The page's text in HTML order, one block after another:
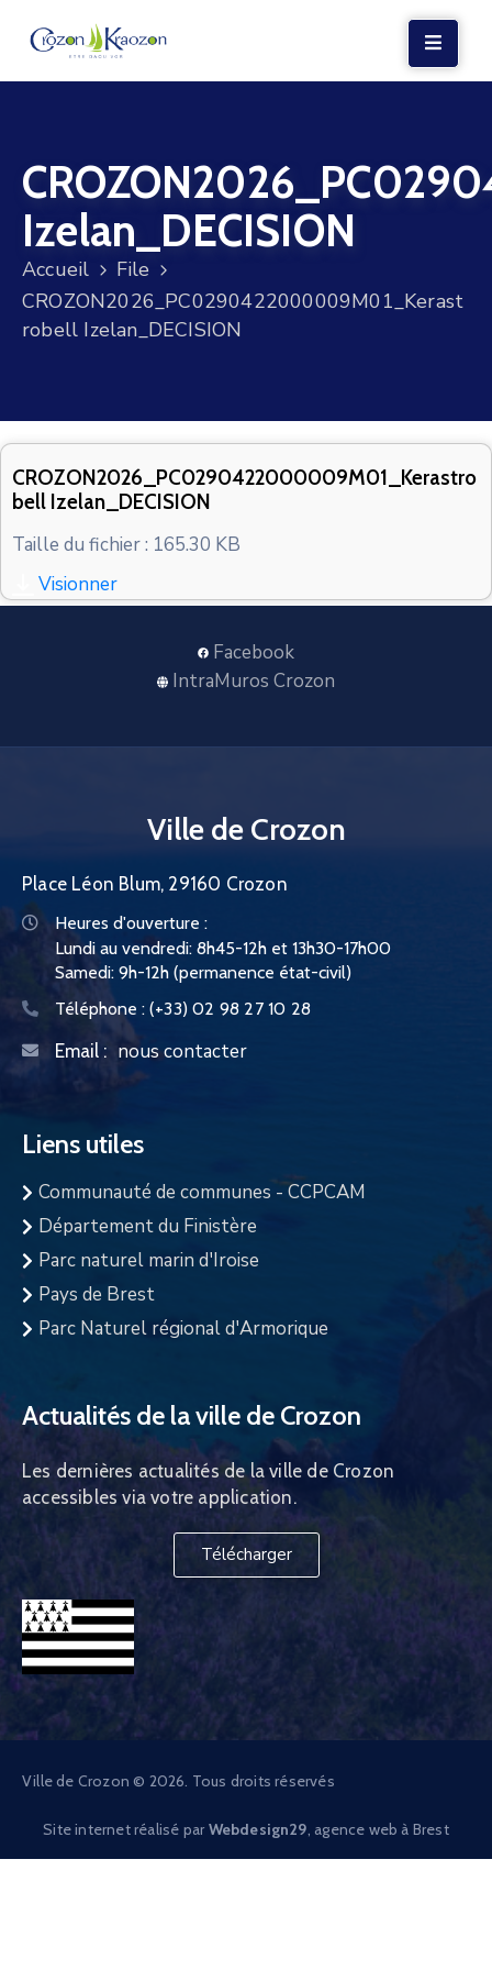
VIE
LOCALE
VIE
SOCIALE
TERRE
VOS
CONTACT
Izelan_DECISION
Accueil
File
CROZON2026_PC0290422000009M01_Kerast
robell Izelan_DECISION
CROZON2026_PC0290422000009M01_Kerastro
bell Izelan_DECISION
Taille du fichier : 165.30 KB
Visionner
Facebook
IntraMuros Crozon
Ville de Crozon
Place Léon Blum, 29160 Crozon
Heures d'ouverture :
Lundi au vendredi: 8h45-12h et 13h30-17h00
Samedi: 9h-12h (permanence état-civil)
Téléphone : (+33) 02 98 27 10 28
Email : nous contacter
Liens utiles
Communauté de communes - CCPCAM
Département du Finistère
Parc naturel marin d'Iroise
Pays de Brest
Parc Naturel régional d'Armorique
Actualités de la ville de Crozon
Les dernières actualités de la ville de Crozon
accessibles via votre application.
Télécharger
Ville de Crozon © 2026. Tous droits réservés
Site internet réalisé par Webdesign29 , agence web à Brest